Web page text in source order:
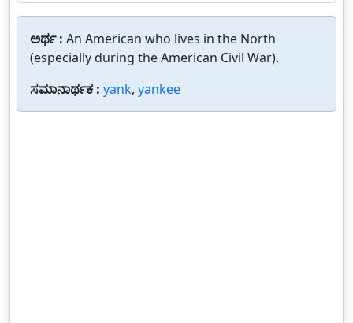
ಅರ್ಥ : An American who lives in the North
(especially during the American Civil War).
ಸಮಾನಾರ್ಥಕ : yank, yankee